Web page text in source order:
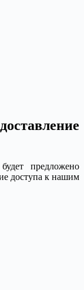
предложено
доступа к нашим